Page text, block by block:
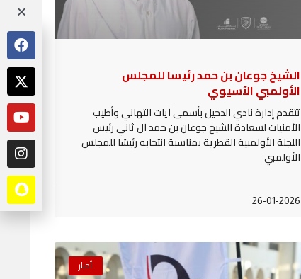
الشيخ جوعان بن حمد رئيسا للمجلس
الأولمبي الآسيوي
تتقدم إدارة نادي الدحيل بأسمى آيات التهاني وأطيب
الأمنيات لسعادة الشيخ جوعان بن حمد آل ثاني رئيس
اللجنة الأولمبية القطرية بمناسبة انتخابه رئيسًا للمجلس
الأولمبي
26-01-2026
أخبار